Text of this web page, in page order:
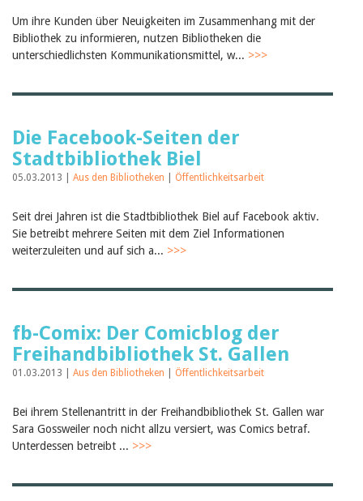
Um ihre Kunden über Neuigkeiten im Zusammenhang mit der
Bibliothek zu informieren, nutzen Bibliotheken die
unterschiedlichsten Kommunikationsmittel, w... >>>
Die Facebook-Seiten der
Stadtbibliothek Biel
05.03.2013 | Aus den Bibliotheken Öffentlichkeitsarbeit
Seit drei Jahren ist die Stadtbibliothek Biel auf Facebook aktiv.
Sie betreibt mehrere Seiten mit dem Ziel Informationen
weiterzuleiten und auf sich a... >>>
fb-Comix: Der Comicblog der
Freihandbibliothek St. Gallen
01.03.2013 | Aus den Bibliotheken Öffentlichkeitsarbeit
Bei ihrem Stellenantritt in der Freihandbibliothek St. Gallen war
Sara Gossweiler noch nicht allzu versiert, was Comics betraf.
Unterdessen betreibt ... >>>